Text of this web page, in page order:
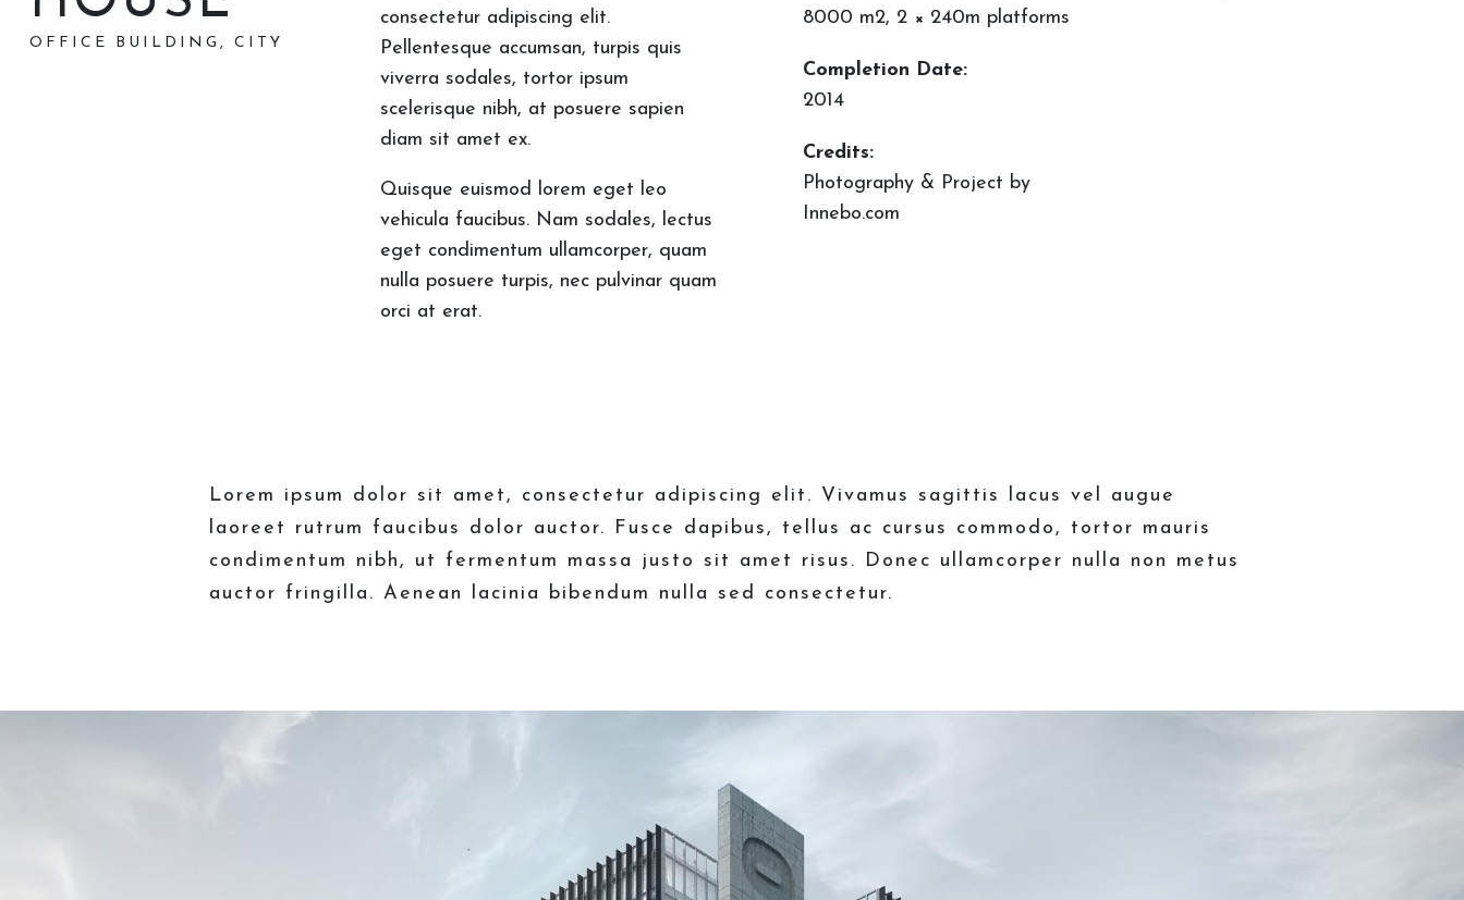
OFFICE BUILDING, CITY
consectetur adipiscing elit.
Pellentesque accumsan, turpis quis
viverra sodales, tortor ipsum
scelerisque nibh, at posuere sapien
diam sit amet ex.
Quisque euismod lorem eget leo
vehicula faucibus. Nam sodales, lectus
eget condimentum ullamcorper, quam
nulla posuere turpis, nec pulvinar quam
orci at erat.
8000 m2, 2 × 240m platforms
Completion Date:
2014
Credits:
Photography & Project by
Innebo.com
Lorem ipsum dolor sit amet, consectetur adipiscing elit. Vivamus sagittis lacus vel augue
laoreet rutrum faucibus dolor auctor. Fusce dapibus, tellus ac cursus commodo, tortor mauris
condimentum nibh, ut fermentum massa justo sit amet risus. Donec ullamcorper nulla non metus
auctor fringilla. Aenean lacinia bibendum nulla sed consectetur.